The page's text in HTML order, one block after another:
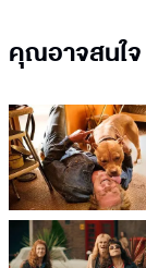
คุณอาจสนใจ